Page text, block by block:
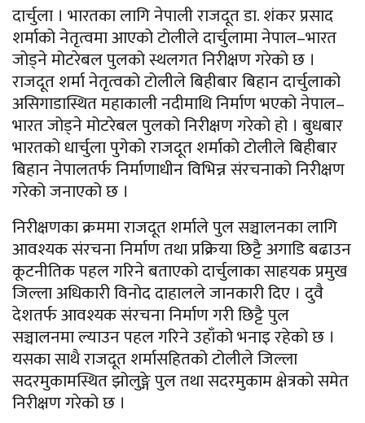
दार्चुला । भारतका लागि नेपाली राजदूत डा. शंकर प्रसाद
शर्माको नेतृत्वमा आएको टोलीले दार्चुलामा नेपाल–भारत
जोड्ने मोटरेबल पुलको स्थलगत निरीक्षण गरेको छ ।
राजदूत शर्मा नेतृत्वको टोलीले बिहीबार बिहान दार्चुलाको
असिगाडास्थित महाकाली नदीमाथि निर्माण भएको नेपाल–
भारत जोड्ने मोटरेबल पुलको निरीक्षण गरेको हो । बुधबार
भारतको धार्चुला पुगेको राजदूत शर्माको टोलीले बिहीबार
बिहान नेपालतर्फ निर्माणाधीन विभिन्न संरचनाको निरीक्षण
गरेको जनाएको छ ।
निरीक्षणका क्रममा राजदूत शर्माले पुल सञ्चालनका लागि
आवश्यक संरचना निर्माण तथा प्रक्रिया छिट्टै अगाडि बढाउन
कूटनीतिक पहल गरिने बताएको दार्चुलाका साहयक प्रमुख
जिल्ला अधिकारी विनोद दाहालले जानकारी दिए । दुवै
देशतर्फ आवश्यक संरचना निर्माण गरी छिट्टै पुल
सञ्चालनमा ल्याउन पहल गरिने उहाँको भनाइ रहेको छ ।
यसका साथै राजदूत शर्मासहितको टोलीले जिल्ला
सदरमुकामस्थित झोलुङ्गे पुल तथा सदरमुकाम क्षेत्रको समेत
निरीक्षण गरेको छ ।